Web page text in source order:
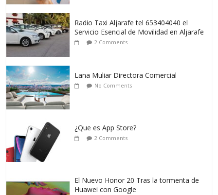
Radio Taxi Aljarafe tel 653404040 el
Servicio Esencial de Movilidad en Aljarafe
2 Comments
Lana Muliar Directora Comercial
No Comments
¿Que es App Store?
2 Comments
El Nuevo Honor 20 Tras la tormenta de
Huawei con Google